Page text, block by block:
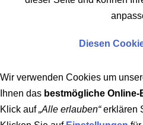
Diesen
Wir verwenden Cookies um
Ihnen das bestmögliche Online-
Klick auf„Alle erlauben“erklären